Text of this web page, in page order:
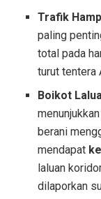
Trafik
paling
total pada
turut tentera
Boikot
berani
mendapat
laluan
dilaporkan